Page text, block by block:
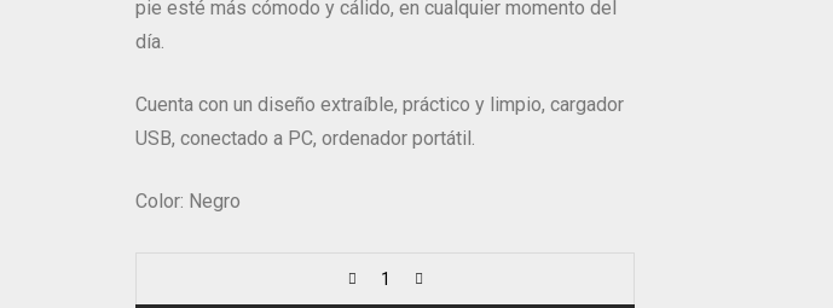
pie esté más cómodo y cálido, en cualquier momento del
día.
Cuenta con un diseño extraíble, práctico y limpio, cargador
USB, conectado a PC, ordenador portátil.
Color: Negro